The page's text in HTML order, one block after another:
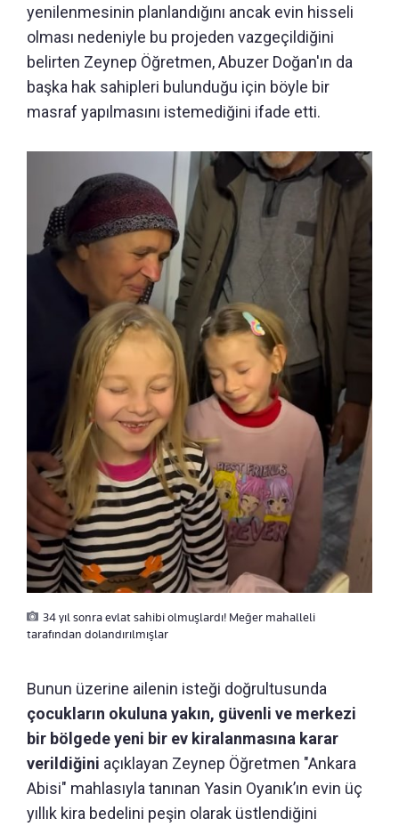
yenilenmesinin planlandığını ancak evin hisseli
olması nedeniyle bu projeden vazgeçildiğini
belirten Zeynep Öğretmen, Abuzer Doğan'ın da
başka hak sahipleri bulunduğu için böyle bir
masraf yapılmasını istemediğini ifade etti.
34 yıl sonra evlat sahibi olmuşlardı! Meğer mahalleli
tarafından dolandırılmışlar
Bunun üzerine ailenin isteği doğrultusunda
çocukların okuluna yakın, güvenli ve merkezi
bir bölgede yeni bir ev kiralanmasına karar
verildiğini açıklayan Zeynep Öğretmen "Ankara
Abisi" mahlasıyla tanınan Yasin Oyanık’ın evin üç
yıllık kira bedelini peşin olarak üstlendiğini